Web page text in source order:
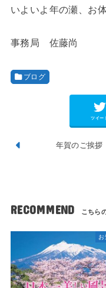
いよいよ年の瀬、お
事務局 佐藤尚
ブログ
ツイー
年賀のご挨
RECOMMEND
お